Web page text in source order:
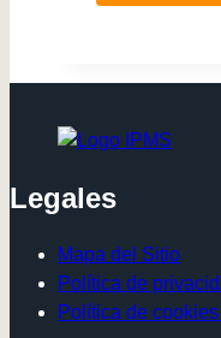
Legales
Mapa del Sitio
Política de
Política de